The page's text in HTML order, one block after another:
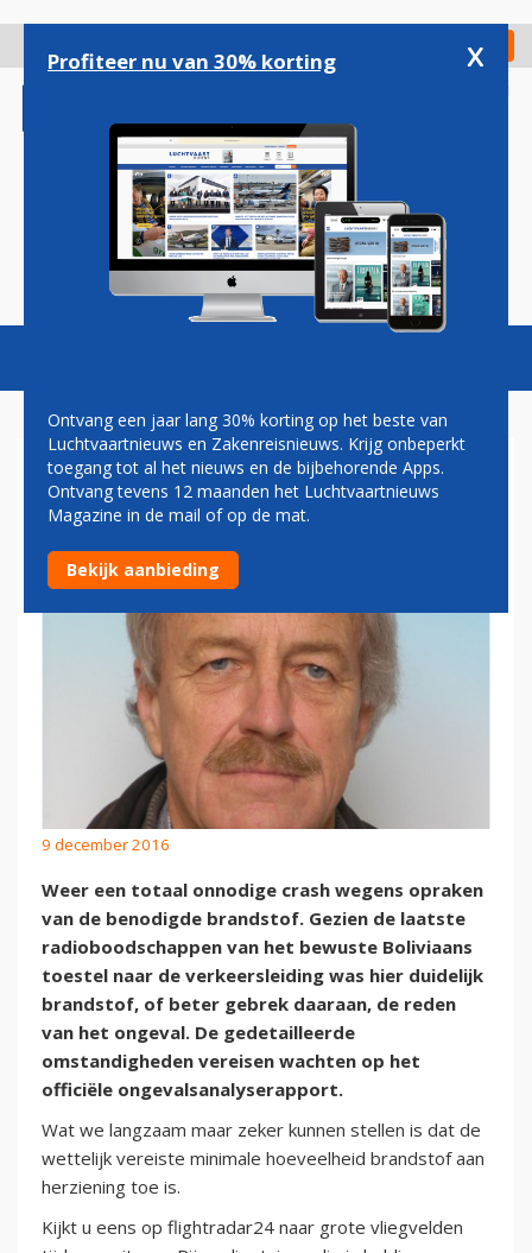
gaan
Check in
Magazine Podcasts Vacatures
PAUL GROVE: VLIEGEN MET
ONVOLDOENDE BRANDSTOF
9 december 2016
Weer een totaal onnodige crash wegens opraken
van de benodigde brandstof. Gezien de laatste
radioboodschappen van het bewuste Boliviaans
toestel naar de verkeersleiding was hier duidelijk
brandstof, of beter gebrek daaraan, de reden
van het ongeval. De gedetailleerde
omstandigheden vereisen wachten op het
officiële ongevalsanalyserapport.
Wat we langzaam maar zeker kunnen stellen is dat de
wettelijk vereiste minimale hoeveelheid brandstof aan
herziening toe is.
Kijkt u eens op flightradar24 naar grote vliegvelden
Profiteer nu van 30% korting x
Ontvang een jaar lang 30% korting op het beste van
Luchtvaartnieuws en Zakenreisnieuws. Krijg onbeperkt
toegang tot al het nieuws en de bijbehorende Apps.
Ontvang tevens 12 maanden het Luchtvaartnieuws
Magazine in de mail of op de mat.
Bekijk aanbieding